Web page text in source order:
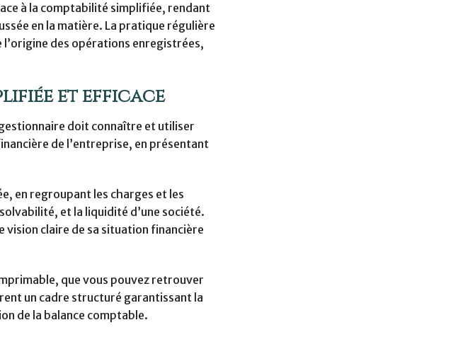
à la comptabilité simplifiée, rendant
en la matière. La pratique régulière
des opérations enregistrées,
et efficace
doit connaître et utiliser
de l’entreprise, en présentant
en regroupant les charges et les
et la liquidité d’une société.
claire de sa situation financière
que vous pouvez retrouver
un cadre structuré garantissant la
de la balance comptable.